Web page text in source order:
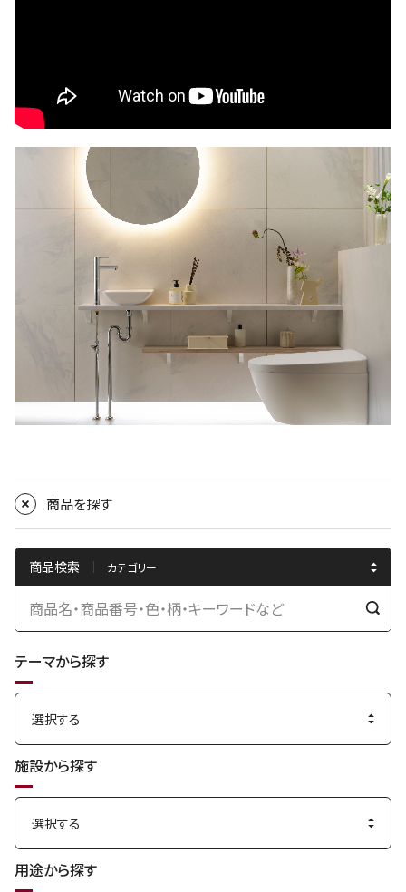
商品を探す
商品検索
検
テーマから探す
施設から探す
用途から探す